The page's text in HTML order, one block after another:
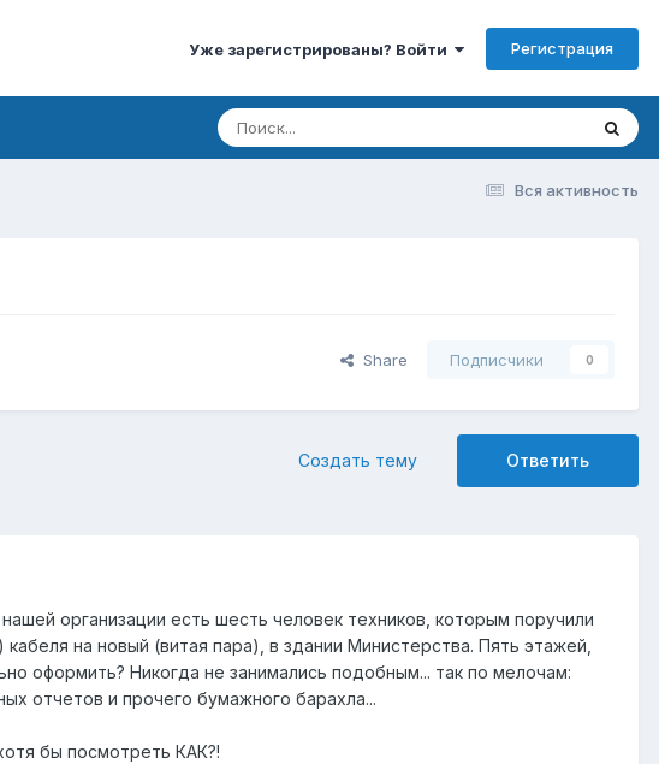
Уже зарегистрированы? Войти Регистрация
Вся активность
Share Подписчики 0
Ответить
Создать тему
организации есть шесть человек техников, которым поручили
на новый (витая пара), в здании Министерства. Пять этажей,
оформить? Никогда не занимались подобным... так по мелочам:
отчетов и прочего бумажного барахла...
бы посмотреть КАК?!